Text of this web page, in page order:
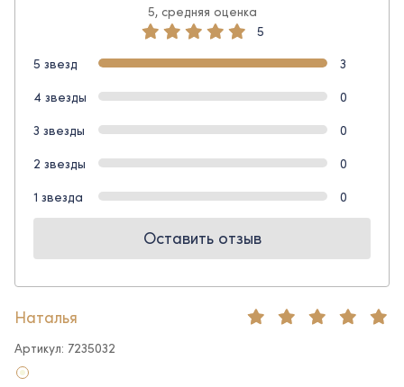
5, средняя оценка
5
5 звезд
3
4 звезды
0
3 звезды
0
2 звезды
0
1 звезда
0
Оставить отзыв
Наталья
Артикул: 7235032